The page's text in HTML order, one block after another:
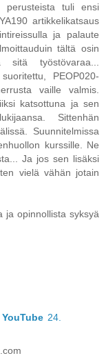
perusteista tuli ensi
artikkelikatsaus
ja palaute
tältä osin
työstövaraa...
PEOP020-
vaille valmis.
katsottuna ja sen
Sittenhän
Suunnitelmissa
kurssille. Ne
Ja jos sen lisäksi
vielä vähän jotain
ja opinnollista syksyä
24.